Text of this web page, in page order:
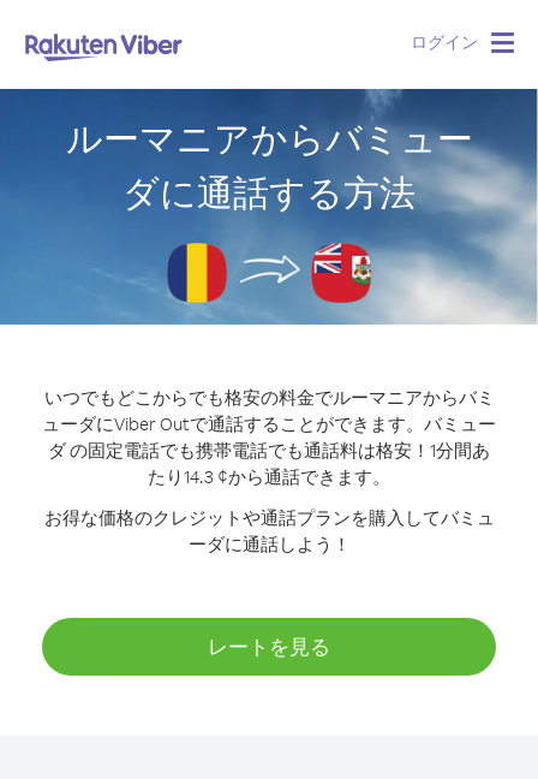
ログイン
ルーマニアからバミュー
ダに通話する方法
いつでもどこからでも格安の料金でルーマニアからバミ
ューダにViber Outで通話することができます。 バミュー
ダ の固定電話でも携帯電話でも通話料は格安！1分間あ
たり14.3 ¢から通話できます。
お得な価格のクレジットや通話プランを購入してバミュ
ーダに通話しよう！
レートを見る